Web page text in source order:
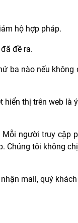
hộ hợp pháp.
đề ra.
ba nào nếu
thị trên web là
người truy cập
tôi không
mail, quý